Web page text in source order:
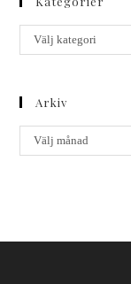
Välj kategori
Arkiv
Välj månad